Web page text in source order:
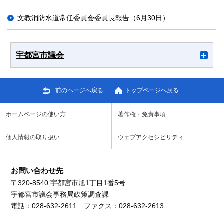
文教消防水道常任委員会委員長報告（6月30日）
宇都宮市議会
前のページへ戻る トップページへ戻る
ホームページの使い方 著作権・免責事項
個人情報の取り扱い ウェブアクセシビリティ
お問い合わせ先
〒320-8540 宇都宮市旭1丁目1番5号
宇都宮市議会事務局政策調査課
電話：028-632-2611 ファクス：028-632-2613